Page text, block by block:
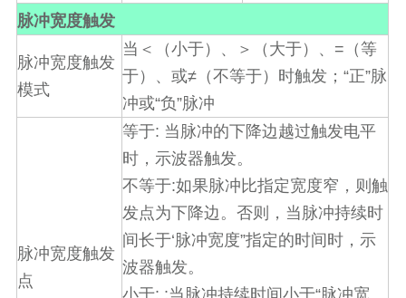
脉冲宽度触发
脉冲宽度触发
模式
当＜（小于）、＞（大于）、 = （等
于）、或≠ （不等于）时触发；“正”脉
冲或“负”脉冲
脉冲宽度触发
点
等于: 当脉冲的下降边越过触发电平
时，示波器触发。
不等于:如果脉冲比指定宽度窄，则触
发点为下降边。否则，当脉冲持续时
间长于‘脉冲宽度”指定的时间时，示
波器触发。
: : “